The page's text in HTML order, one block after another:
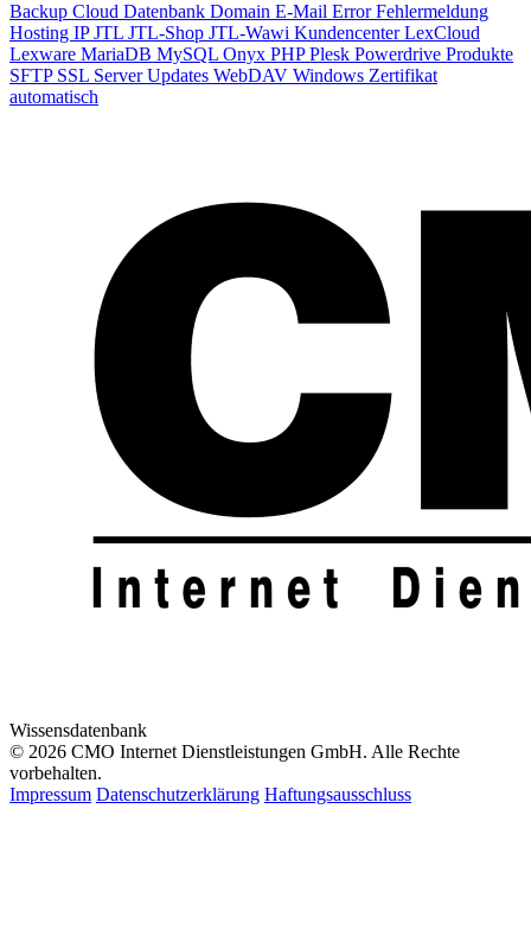
Backup Cloud Datenbank Domain E-Mail ErrorFehlermeldung
Hosting IPJTL JTL-Shop JTL-Wawi KundencenterLexCloud
Lexware MariaDB MySQL Onyx PHPPlesk Powerdrive Produkte
SFTP SSL ServerUpdates WebDAV Windows Zertifikat
automatisch
Wissensdatenbank
© 2026 CMO Internet Dienstleistungen GmbH. Alle Rechte
vorbehalten.
Impressum Datenschutzerklärung Haftungsausschluss